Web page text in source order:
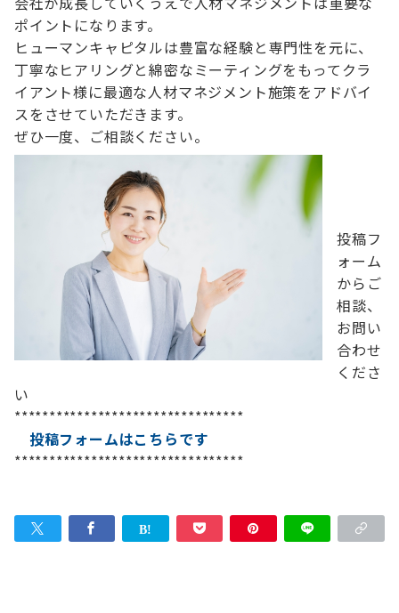
ポイントになります。
ヒューマンキャピタルは豊富な経験と専門性を元に、
丁寧なヒアリングと綿密なミーティングをもってクラ
イアント様に最適な人材マネジメント施策をアドバイ
スをさせていただきます。
ぜひ一度、ご相談ください。
投稿フ
ォーム
からご
相談、
お問い
合わせ
くださ
い
*********************************
投稿フォームはこちらです
*********************************